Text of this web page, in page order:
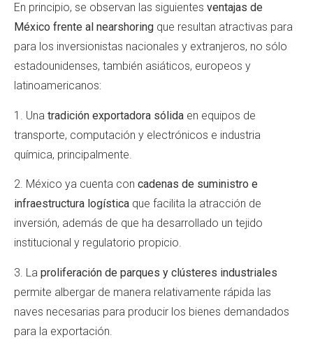
En principio, se observan las siguientes ventajas de
México frente al nearshoring que resultan atractivas para
para los inversionistas nacionales y extranjeros, no sólo
estadounidenses, también asiáticos, europeos y
latinoamericanos:
1. Una tradición exportadora sólida en equipos de
transporte, computación y electrónicos e industria
química, principalmente.
2. México ya cuenta con cadenas de suministro e
infraestructura logística que facilita la atracción de
inversión, además de que ha desarrollado un tejido
institucional y regulatorio propicio.
3. La proliferación de parques y clústeres industriales
permite albergar de manera relativamente rápida las
naves necesarias para producir los bienes demandados
para la exportación.